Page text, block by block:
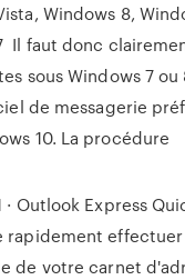
Windows 8,
Il faut donc
sous Windows 7
de messagerie
10. La procédure
· Outlook Express
rapidement
de votre carnet